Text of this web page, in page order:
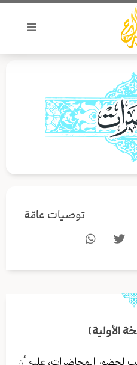
توصيات عامّة
الأولية)
لحضور المحاضرات، عليه أن